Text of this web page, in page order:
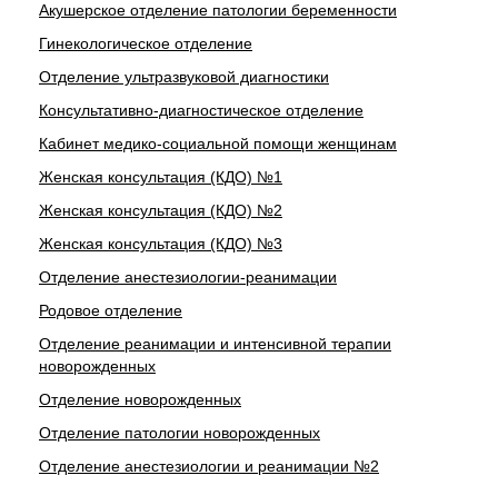
Акушерское отделение патологии беременности
Гинекологическое отделение
Отделение ультразвуковой диагностики
Консультативно-диагностическое отделение
Кабинет медико-социальной помощи женщинам
Женская консультация (КДО) №1
Женская консультация (КДО) №2
Женская консультация (КДО) №3
Отделение анестезиологии-реанимации
Родовое отделение
Отделение реанимации и интенсивной терапии
новорожденных
Отделение новорожденных
Отделение патологии новорожденных
Отделение анестезиологии и реанимации №2